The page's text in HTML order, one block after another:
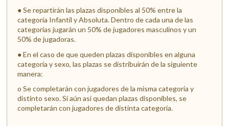
● Se repartirán las plazas disponibles al 50% entre la
categoría Infantil y Absoluta. Dentro de cada una de las
categorías jugarán un 50% de jugadores masculinos y un
50% de jugadoras.
● En el caso de que queden plazas disponibles en alguna
categoría y sexo, las plazas sedistribuirán de la siguiente
manera:
o Se completarán con jugadores de la misma categoría y
distinto sexo. Si aún así quedan plazas disponibles, se
completarán con jugadores de distinta categoría.